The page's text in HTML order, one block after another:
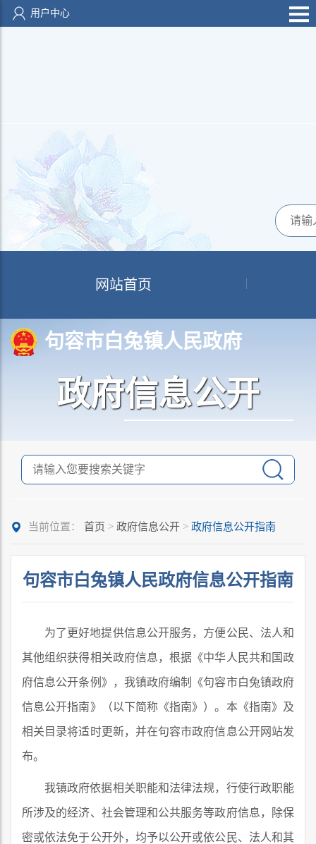
用户中心
网站首页
句容市白兔镇人民政府
政府信息公开
当前位置： 首页 > 政府信息公开 > 政府信息公开指南
句容市白兔镇人民政府信息公开指南
为了更好地提供信息公开服务，方便公民、法人和
其他组织获得相关政府信息，根据《中华人民共和国政
府信息公开条例》，我镇政府编制《句容市白兔镇政府
信息公开指南》（以下简称《指南》）。本《指南》及
相关目录将适时更新，并在句容市政府信息公开网站发
布。
我镇政府依据相关职能和法律法规，行使行政职能
所涉及的经济、社会管理和公共服务等政府信息，除保
密或依法免于公开外，均予以公开或依公民、法人和其